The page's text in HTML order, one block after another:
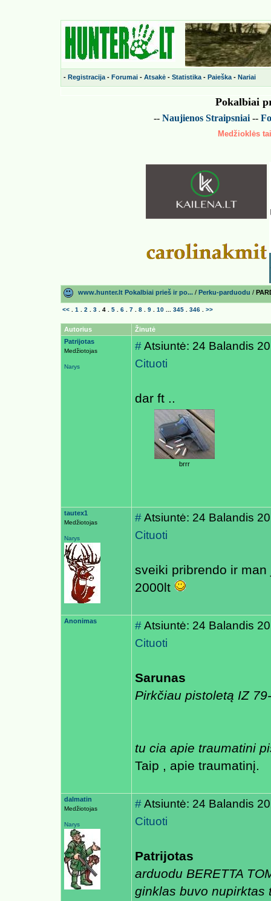
- Registracija - Forumai - Atsakė - Statistika - Paieška - Nariai
Pokalbiai
-- Naujienos Straipsniai --
Medžioklės
www.hunter.lt Pokalbiai prieš ir po... / Perku-parduodu /
<< 1 2 3 4 5 6 7 8 9 10 345 346 >>
Autorius
Žinutė
Patrijotas
Medžiotojas
Narys
#Atsiuntė: 24 Balandis
Cituoti
dar ft ..
brrr
tautex1
Medžiotojas
Narys
#Atsiuntė: 24 Balandis
Cituoti
sveiki pribrendo ir
2000lt
Anonimas #Atsiuntė: 24 Balandis
Cituoti
Sarunas
Pirkčiau pistoletą IZ
tu cia apie traumatini
Taip , apie traumatinį.
dalmatin
Medžiotojas
Narys
#Atsiuntė: 24 Balandis
Cituoti
Patrijotas
arduodu BERETTA
ginklas buvo nupirktas